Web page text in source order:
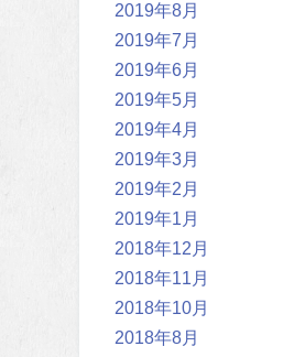
2019年8月
2019年7月
2019年6月
2019年5月
2019年4月
2019年3月
2019年2月
2019年1月
2018年12月
2018年11月
2018年10月
2018年8月